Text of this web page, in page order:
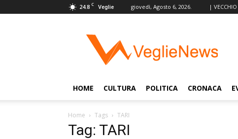
24.8 C Veglie giovedì, Agosto 6, 2026. |
VeglieNews
Veglie
nel
HOME
CULTURA POLITICA CRONACA
Home Tags TARI
Tag: TARI